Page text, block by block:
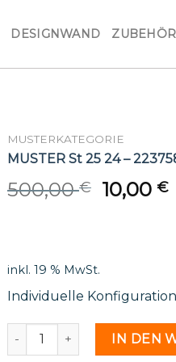
DESIGNWAND ZUBEHÖR
MUSTERKATEGORIE
MUSTER St 25 24 –
500,00€
Original
10,00€
inkl. 19 % MwSt.
Individuelle Konfiguration
MUSTER St 25 24 - 2237585
IN DEN